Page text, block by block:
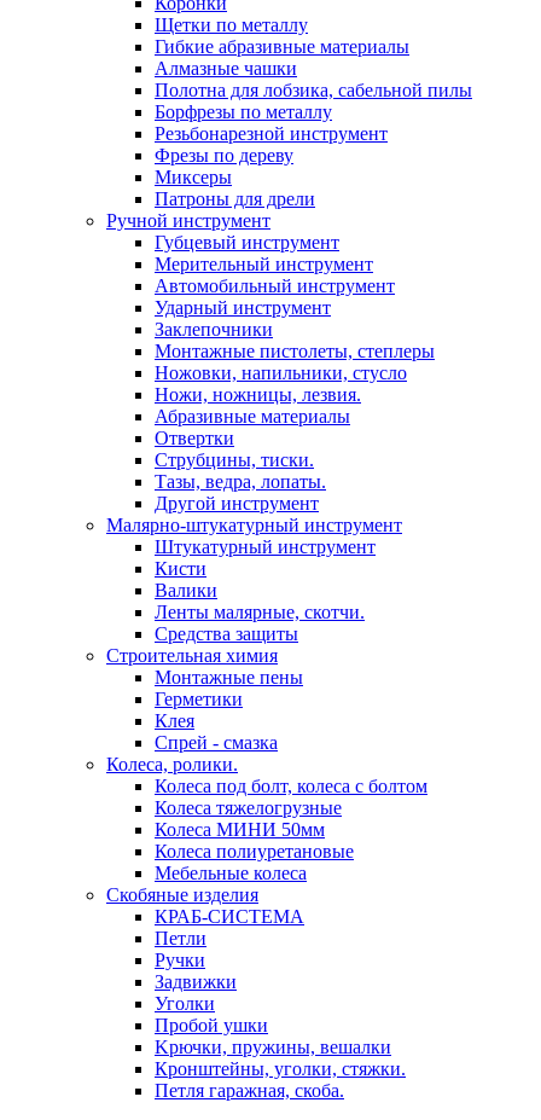
Щетки по металлу
Гибкие абразивные материалы
Алмазные чашки
Полотна для лобзика, сабельной пилы
Борфрезы по металлу
Резьбонарезной инструмент
Фрезы по дереву
Миксеры
Патроны для дрели
Ручной инструмент
Губцевый инструмент
Мерительный инструмент
Автомобильный инструмент
Ударный инструмент
Заклепочники
Монтажные пистолеты, степлеры
Ножовки, напильники, стусло
Ножи, ножницы, лезвия.
Абразивные материалы
Отвертки
Cтрубцины, тиски.
Тазы, ведра, лопаты.
Другой инструмент
Малярно-штукатурный инструмент
Штукатурный инструмент
Кисти
Валики
Ленты малярные, скотчи.
Средства защиты
Строительная химия
Монтажные пены
Герметики
Клея
Спрей - смазка
Колеса, ролики.
Колеса под болт, колеса с болтом
Колеса тяжелогрузные
Колеса МИНИ 50мм
Колеса полиуретановые
Мебельные колеса
Скобяные изделия
КРАБ-СИСТЕМА
Петли
Ручки
Задвижки
Уголки
Пробой ушки
Kрючки, пружины, вешалки
Кронштейны, уголки, стяжки.
Петля гаражная, скоба.